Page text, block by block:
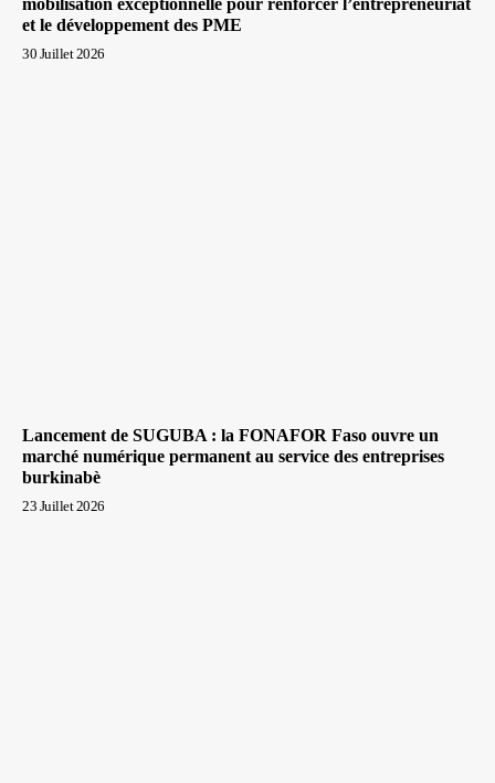
et le développement des PME
30 Juillet 2026
Lancement de SUGUBA : la FONAFOR Faso ouvre un
marché numérique permanent au service des entreprises
burkinabè
23 Juillet 2026